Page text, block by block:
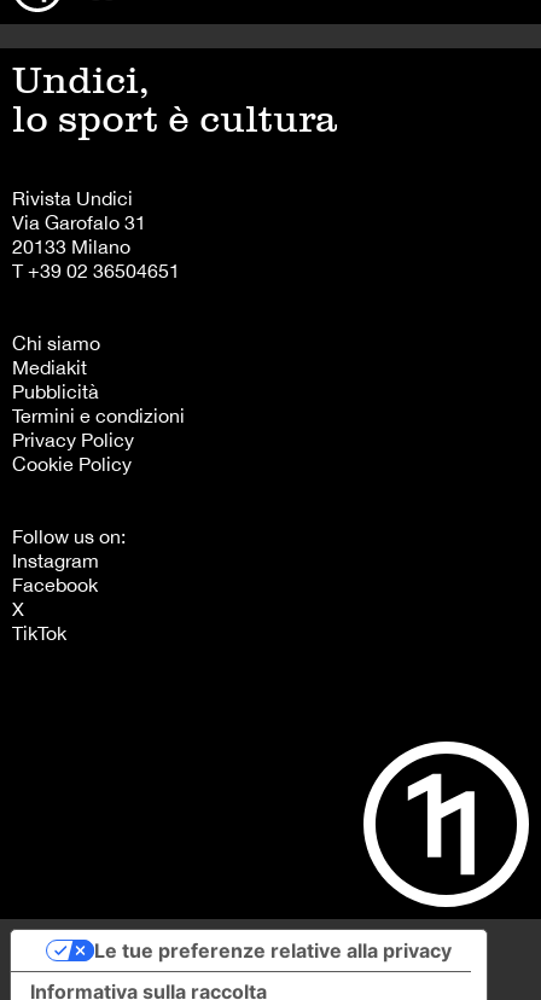
Undici,
lo sport è cultura
Rivista Undici
Via Garofalo 31
20133 Milano
T +39 02 36504651
Chi siamo
Mediakit
Pubblicità
Termini e condizioni
Privacy Policy
Cookie Policy
Follow us on:
Instagram
Facebook
X
TikTok
Informativa sulla raccolta
Le tue preferenze relative alla privacy